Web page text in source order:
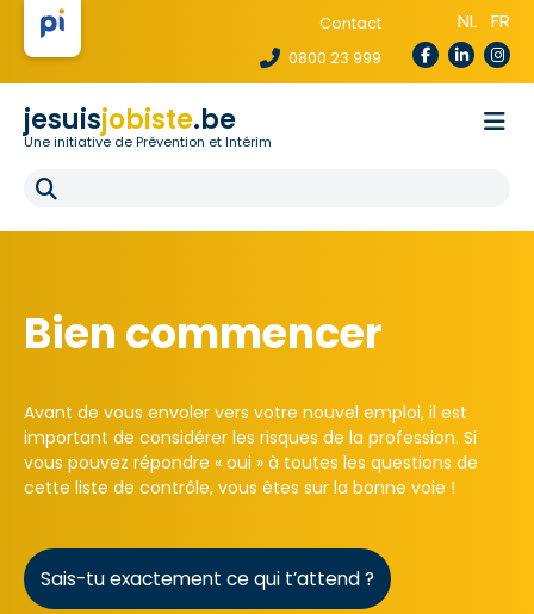
Contact
0800 23 999
NL FR
jesuisjobiste.be
Une initiative de Prévention et Intérim
Pour les agences
Bien commencer
Avant de vous envoler vers votre nouvel emploi, il est
important de considérer les risques de la profession. Si
vous pouvez répondre « oui » à toutes les questions de
cette liste de contrôle, vous êtes sur la bonne voie !
Sais-tu exactement ce qui t’attend ?